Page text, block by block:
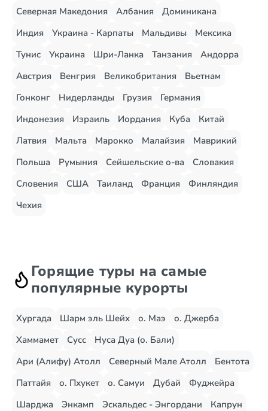
Северная Македония
Албания
Доминикана
Индия
Украина - Карпаты Мальдивы
Мексика
Тунис
Украина Шри-Ланка Танзания
Андорра
Австрия
Венгрия Великобритания
Вьетнам
Гонконг
Нидерланды Грузия
Германия
Индонезия
Израиль Иордания Куба
Китай
Латвия
Мальта Марокко Малайзия
Маврикий
Польша
Румыния Сейшельские о-ва
Словакия
Словения
США Таиланд Франция
Финляндия
Чехия
Горящие туры на самые
популярные курорты
Хургада Шарм эль Шейх о. Маэ
о. Джерба
Хаммамет
Сусс
Нуса Дуа (о. Бали)
Ари (Алифу) Атолл
Северный Мале Атолл
Бентота
Паттайя
о. Пхукет о. Самуи Дубай
Фуджейра
Шарджа
Энкамп Эскальдес - Энгордани
Капрун